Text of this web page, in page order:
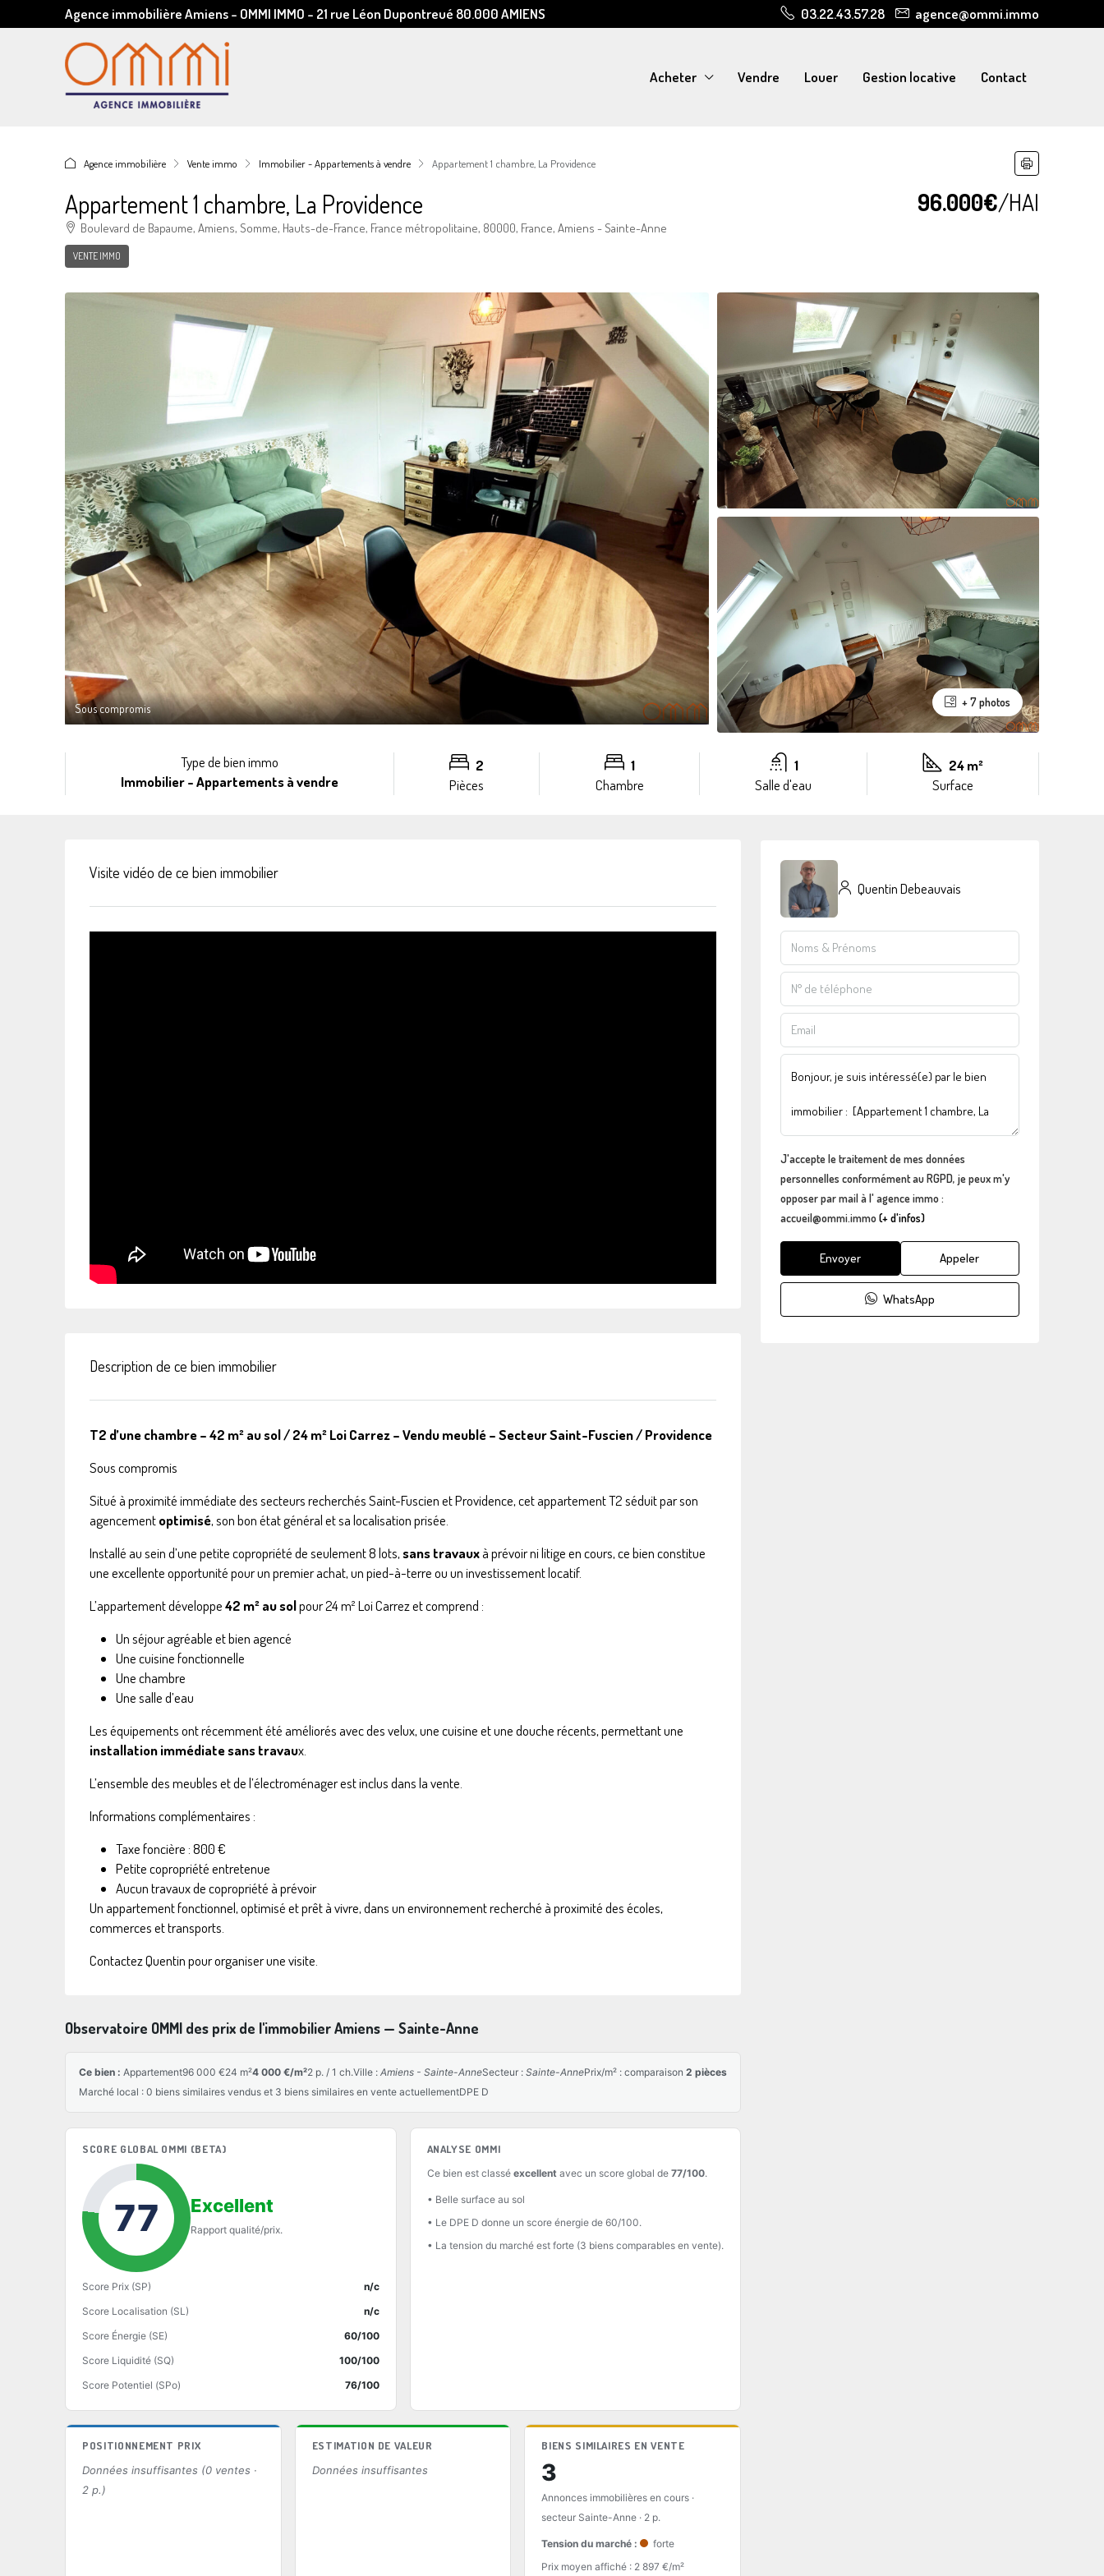
Agence immobilière Amiens - OMMI IMMO - 21 rue Léon Dupontreué 80.000 AMIENS 03.22.43.57.28 agence@ommi.immo
Acheter Vendre Louer Gestion locative Contact
Agence immobilière Vente immo Immobilier - Appartements à vendre Appartement 1 chambre, La Providence
Appartement 1 chambre, La Providence
Boulevard de Bapaume, Amiens, Somme, Hauts-de-France, France métropolitaine, 80000, France, Amiens - Sainte-Anne
VENTE IMMO
96.000€/HAI
Sous compromis + 7 photos
Type de bien immo
Immobilier - Appartements à vendre
2
Pièces
1
Chambre
1
Salle d'eau
24 m²
Surface
Visite vidéo de ce bien immobilier
Description de ce bien immobilier
T2 d’une chambre – 42 m² au sol / 24 m² Loi Carrez – Vendu meublé – Secteur Saint-Fuscien / Providence
Sous compromis
Situé à proximité immédiate des secteurs recherchés Saint-Fuscien et Providence, cet appartement T2 séduit par son
agencementoptimisé, son bon état général et sa localisation prisée.
Installé au sein d’une petite copropriété de seulement 8 lots,sans travauxà prévoir ni litige en cours, ce bien constitue
une excellente opportunité pour un premier achat, un pied-à-terre ou un investissement locatif.
L’appartement développe42 m² au solpour 24 m² Loi Carrez et comprend :
Un séjour agréable et bien agencé
Une cuisine fonctionnelle
Une chambre
Une salle d’eau
Les équipements ont récemment été améliorés avec des velux, une cuisine et une douche récents, permettant une
installation immédiate sans travaux.
L’ensemble des meubles et de l’électroménager est inclus dans la vente.
Informations complémentaires :
Taxe foncière : 800 €
Petite copropriété entretenue
Aucun travaux de copropriété à prévoir
Un appartement fonctionnel, optimisé et prêt à vivre, dans un environnement recherché à proximité des écoles,
commerces et transports.
Contactez Quentin pour organiser une visite.
Observatoire OMMI des prix de l'immobilier Amiens — Sainte-Anne
Ce bien : Appartement96 000 €24 m²4 000 €/m²2 p. / 1 ch.Ville : Amiens - Sainte-AnneSecteur : Sainte-AnnePrix/m² : comparaison 2 pièces
Marché local : 0 biens similaires vendus et 3 biens similaires en vente actuellementDPE D
SCORE GLOBAL OMMI (BETA)
77 Excellent
Rapport qualité/prix.
Score Prix (SP)
n/c
Score Localisation (SL)
n/c
Score Énergie (SE)
60/100
Score Liquidité (SQ)
100/100
Score Potentiel (SPo)
76/100
ANALYSE OMMI
Ce bien est classé excellentavec un score global de 77/100.
• Belle surface au sol
• Le DPE D donne un score énergie de 60/100.
• La tension du marché est forte (3 biens comparables en vente).
POSITIONNEMENT PRIX
Données insuffisantes (0 ventes ·
2 p.)
ESTIMATION DE VALEUR
Données insuffisantes
BIENS SIMILAIRES EN VENTE
3
Annonces immobilières en cours ·
secteur Sainte-Anne · 2 p.
Tension du marché :
forte
Prix moyen affiché : 2 897 €/m²
Quentin Debeauvais
J'accepte le traitement de mes données
personnelles conformément au RGPD, je peux m'y
opposer par mail à l' agence immo :
accueil@ommi.immo(+ d'infos)
Envoyer Appeler
WhatsApp